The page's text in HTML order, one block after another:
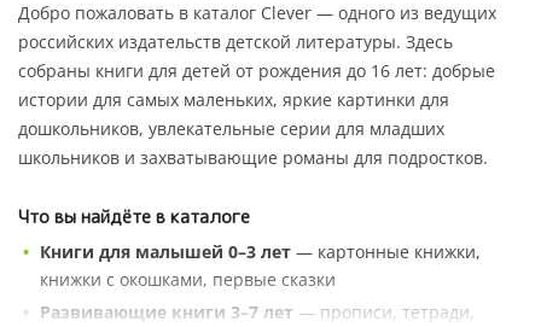
Добро пожаловать в каталог Clever — одного из ведущих
российских издательств детской литературы. Здесь
собраны книги для детей от рождения до 16 лет: добрые
истории для самых маленьких, яркие картинки для
дошкольников, увлекательные серии для младших
школьников и захватывающие романы для подростков.
Что вы найдёте в каталоге
Книги для малышей 0–3 лет — картонные книжки,
книжки с окошками, первые сказки
Развивающие книги 3–7 лет — прописи, тетради,